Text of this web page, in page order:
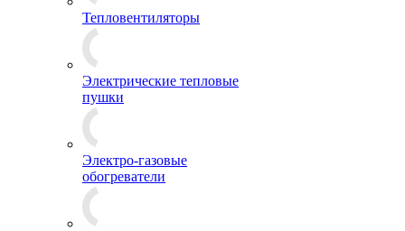
Тепловентиляторы
Электрические тепловые
пушки
Электро-газовые
обогреватели